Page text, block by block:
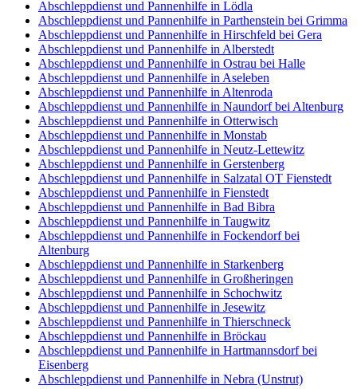
Abschleppdienst und Pannenhilfe in Lödla
Abschleppdienst und Pannenhilfe in Parthenstein bei Grimma
Abschleppdienst und Pannenhilfe in Hirschfeld bei Gera
Abschleppdienst und Pannenhilfe in Alberstedt
Abschleppdienst und Pannenhilfe in Ostrau bei Halle
Abschleppdienst und Pannenhilfe in Aseleben
Abschleppdienst und Pannenhilfe in Altenroda
Abschleppdienst und Pannenhilfe in Naundorf bei Altenburg
Abschleppdienst und Pannenhilfe in Otterwisch
Abschleppdienst und Pannenhilfe in Monstab
Abschleppdienst und Pannenhilfe in Neutz-Lettewitz
Abschleppdienst und Pannenhilfe in Gerstenberg
Abschleppdienst und Pannenhilfe in Salzatal OT Fienstedt
Abschleppdienst und Pannenhilfe in Fienstedt
Abschleppdienst und Pannenhilfe in Bad Bibra
Abschleppdienst und Pannenhilfe in Taugwitz
Abschleppdienst und Pannenhilfe in Fockendorf bei
Altenburg
Abschleppdienst und Pannenhilfe in Starkenberg
Abschleppdienst und Pannenhilfe in Großheringen
Abschleppdienst und Pannenhilfe in Schochwitz
Abschleppdienst und Pannenhilfe in Jesewitz
Abschleppdienst und Pannenhilfe in Thierschneck
Abschleppdienst und Pannenhilfe in Bröckau
Abschleppdienst und Pannenhilfe in Hartmannsdorf bei
Eisenberg
Abschleppdienst und Pannenhilfe in Nebra (Unstrut)